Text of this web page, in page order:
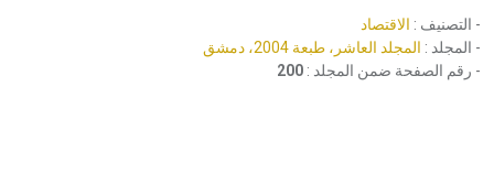
- التصنيف : الاقتصاد
- المجلد : المجلد العاشر، طبعة 2004، دمشق
- رقم الصفحة ضمن المجلد : 200